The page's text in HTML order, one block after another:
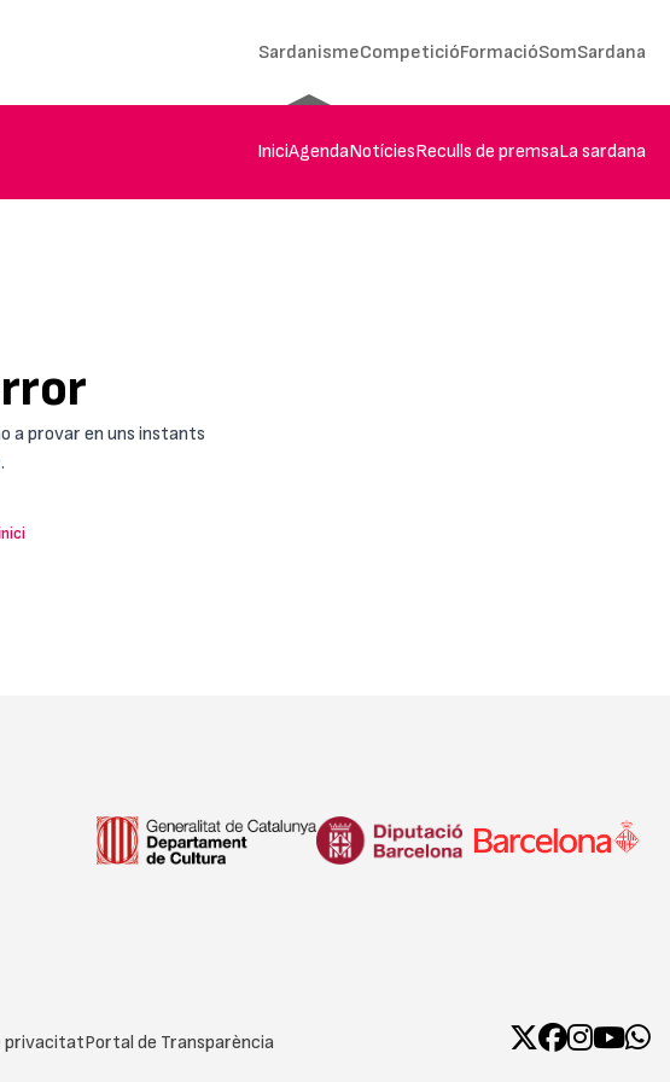
SardanismeCompeticióFormacióSomSardana
IniciAgendaNotíciesReculls de premsaLa sardana
a provar en uns instants
privacitatPortal de Transparència